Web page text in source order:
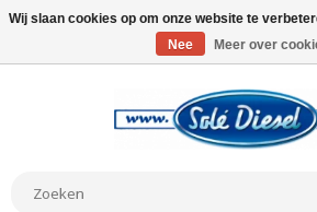
Wij slaan cookies op om onze website te
Nee
Meer over